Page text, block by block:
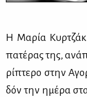
Η Μα­ρία
πα­τέ­ρας της,
ρί­πτε­ρο στην
δόν την ημέ­ρα